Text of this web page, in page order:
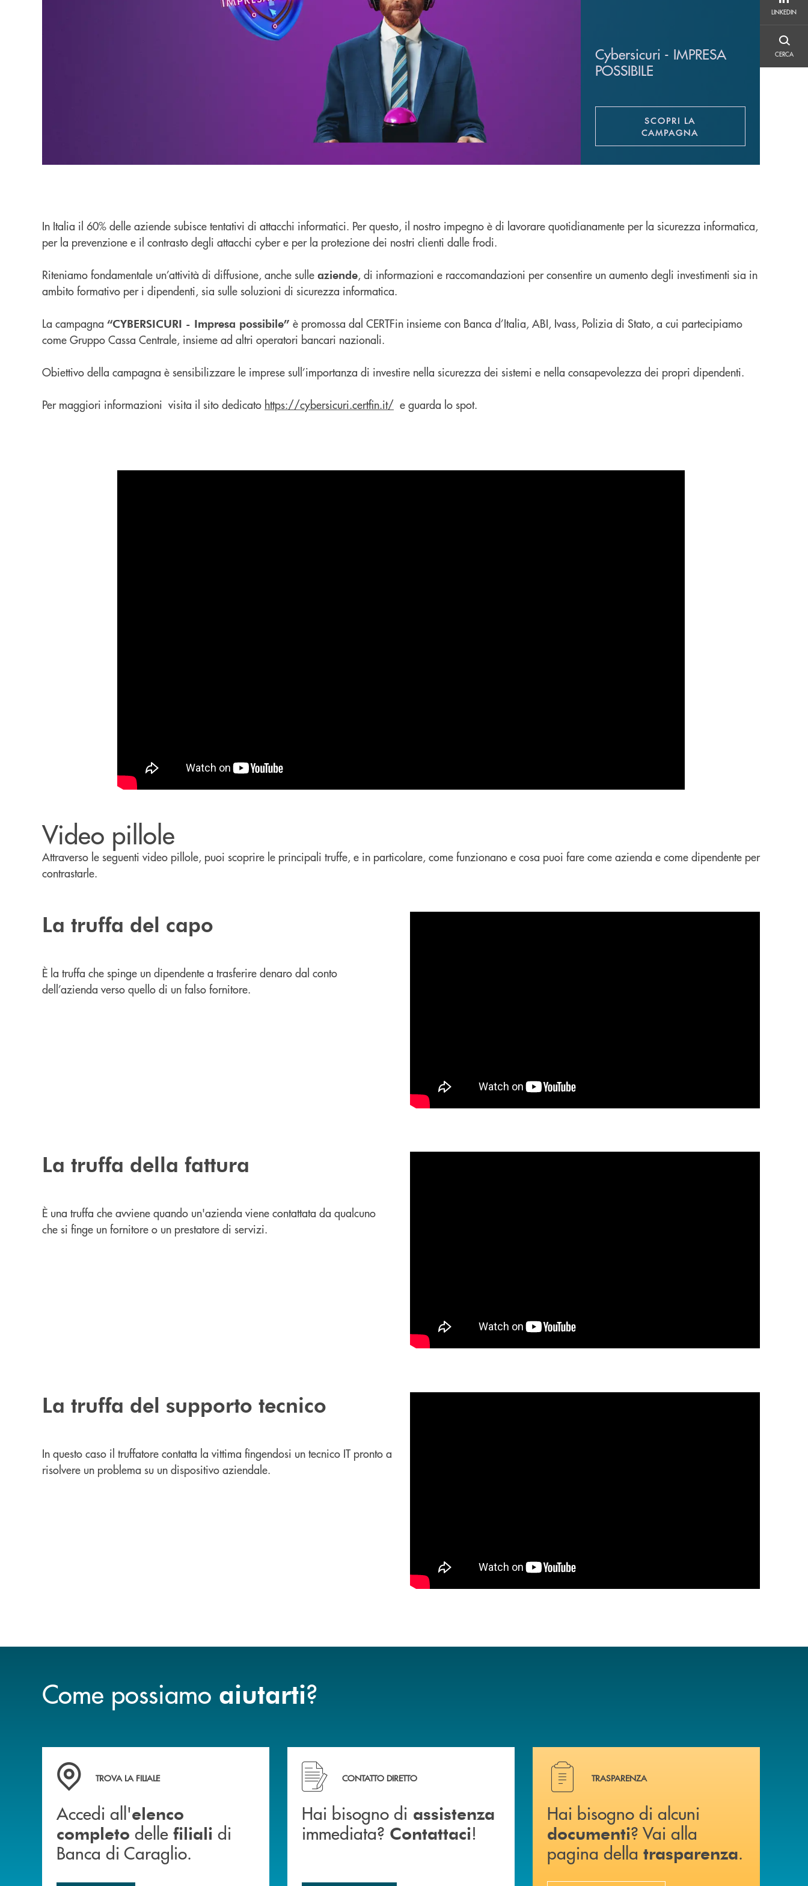
LINKEDIN
CERCA
CERCA
Cybersicuri - IMPRESA
POSSIBILE
SCOPRI LA
CAMPAGNAAPRE UNA NUOVA
In Italia il 60% delle aziende subisce tentativi di attacchi informatici. Per questo, il nostro impegno è di lavorare quotidianamente per la sicurezza informatica,
per la prevenzione e il contrasto degli attacchi cyber e per la protezione dei nostri clienti dalle frodi.
Riteniamo fondamentale un’attività di diffusione, anche sulle aziende, di informazioni e raccomandazioni per consentire un aumento degli investimenti sia in
ambito formativo per i dipendenti, sia sulle soluzioni di sicurezza informatica.
La campagna “CYBERSICURI - Impresa possibile” è promossa dal CERTFin insieme con Banca d’Italia, ABI, Ivass, Polizia di Stato, a cui partecipiamo
come Gruppo Cassa Centrale, insieme ad altri operatori bancari nazionali.
Obiettivo della campagna è sensibilizzare le imprese sull’importanza di investire nella sicurezza dei sistemi e nella consapevolezza dei propri dipendenti.
Per maggiori informazioni visita il sito dedicato https://cybersicuri.certfin.it/ e guarda lo spot.
Video pillole
Attraverso le seguenti video pillole, puoi scoprire le principali truffe, e in particolare, come funzionano e cosa puoi fare come azienda e come dipendente per
contrastarle.
La truffa del capo
È la truffa che spinge un dipendente a trasferire denaro dal conto
dell’azienda verso quello di un falso fornitore.
La truffa della fattura
È una truffa che avviene quando un'azienda viene contattata da qualcuno
che si finge un fornitore o un prestatore di servizi.
La truffa del supporto tecnico
In questo caso il truffatore contatta la vittima fingendosi un tecnico IT pronto a
risolvere un problema su un dispositivo aziendale.
Come possiamo aiutarti?
Accedi all' elenco completo delle filiali di Banca di Caraglio.
TROVA LA FILIALE
Accedi all'elenco
completo delle filiali di
Banca di Caraglio.
Hai bisogno di assistenza immediata? Contattaci !
CONTATTO DIRETTO
Hai bisogno di assistenza
immediata? Contattaci!
Hai bisogno di alcuni documenti ? Vai alla pagina della
TRASPARENZA
Hai bisogno di alcuni
documenti? Vai alla
pagina della trasparenza.